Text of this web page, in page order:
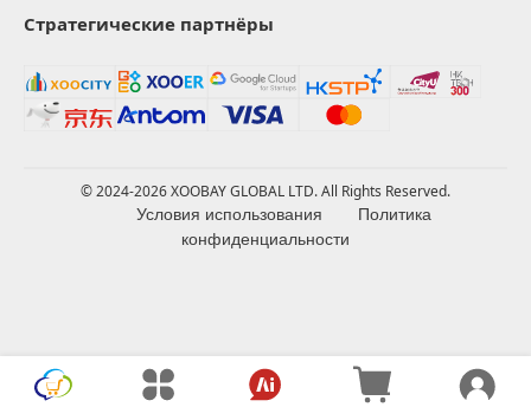
Стратегические партнёры
© 2024-2026 XOOBAY GLOBAL LTD. All Rights Reserved.
Условия использования
Политика
конфиденциальности